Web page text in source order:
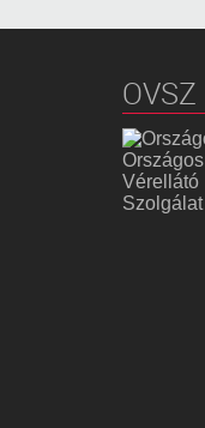
OVSZ
Országos
Vérellátó
Szolgálat